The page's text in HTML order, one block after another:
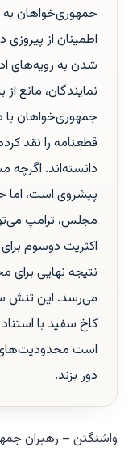
جمهوری‌خواهان
اطمینان از
شدن به رویه‌های
نمایندگان، مانع
جمهوری‌خواهان با
قطعنامه را نقد
دانسته‌اند. اگرچه
پیشروی است،
مجلس، ترامپ
اکثریت دو‌سوم
نتیجه نهایی
می‌رسد. این تنش
کاخ سفید با
است محدودیت‌های
دور بزند.
واشنگتن – رهبران